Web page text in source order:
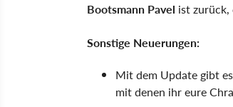
Bootsmann Pavel ist zurück,
Sonstige Neuerungen:
Mit dem Update gibt
mit denen ihr eure